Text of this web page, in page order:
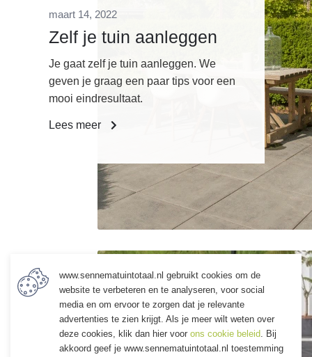
maart 14, 2022
Zelf je tuin aanleggen
Je gaat zelf je tuin aanleggen. We
geven je graag een paar tips voor een
mooi eindresultaat.
Lees meer
ONTWERP REALISATIE
maart 4, 2022
www.sennematuintotaal.nl gebruikt cookies om de
website te verbeteren en te analyseren, voor social
media en om ervoor te zorgen dat je relevante
advertenties te zien krijgt. Als je meer wilt weten over
deze cookies, klik dan hier voor ons cookie beleid. Bij
akkoord geef je www.sennematuintotaal.nl toestemming